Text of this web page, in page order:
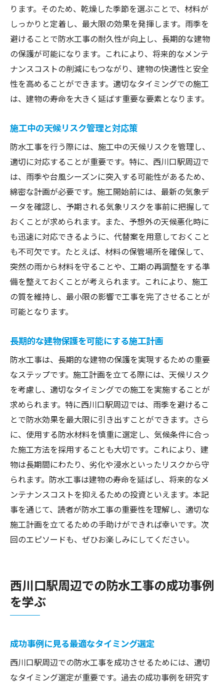
ります。そのため、乾燥した季節を選ぶことで、材料が
しっかりと定着し、最大限の効果を発揮します。雨季を
避けることで防水工事の耐久性が向上し、長期的な建物
の保護が可能になります。これにより、将来的なメンテ
ナンスコストの削減にもつながり、建物の快適性と安全
性を高めることができます。適切なタイミングでの施工
は、建物の寿命を大きく延ばす重要な要素となります。
施工中の天候リスク管理と対応策
防水工事を行う際には、施工中の天候リスクを管理し、
適切に対応することが重要です。特に、西川口駅周辺で
は、雨季や台風シーズンに突入する可能性があるため、
綿密な計画が必要です。施工開始前には、最新の気象デ
ータを確認し、予期される気象リスクを事前に把握して
おくことが求められます。また、予想外の天候悪化時に
も迅速に対応できるように、代替案を用意しておくこと
も不可欠です。たとえば、材料の保管場所を確保して、
突然の雨から材料を守ることや、工期の再調整をする準
備を整えておくことが考えられます。これにより、施工
の質を維持し、最小限の影響で工事を完了させることが
可能となります。
長期的な建物保護を可能にする施工計画
防水工事は、長期的な建物の保護を実現するための重要
なステップです。施工計画を立てる際には、天候リスク
を考慮し、適切なタイミングでの施工を実施することが
求められます。特に西川口駅周辺では、雨季を避けるこ
とで防水効果を最大限に引き出すことができます。さら
に、使用する防水材料を慎重に選定し、気候条件に合っ
た施工方法を採用することも大切です。これにより、建
物は長期間にわたり、劣化や浸水といったリスクから守
られます。防水工事は建物の寿命を延ばし、将来的なメ
ンテナンスコストを抑えるための投資といえます。本記
事を通じて、読者が防水工事の重要性を理解し、適切な
施工計画を立てるための手助けができれば幸いです。次
回のエピソードも、ぜひお楽しみにしてください。
西川口駅周辺での防水工事の成功事例
を学ぶ
成功事例に見る最適なタイミング選定
西川口駅周辺での防水工事を成功させるためには、適切
なタイミング選定が重要です。過去の成功事例を研究す